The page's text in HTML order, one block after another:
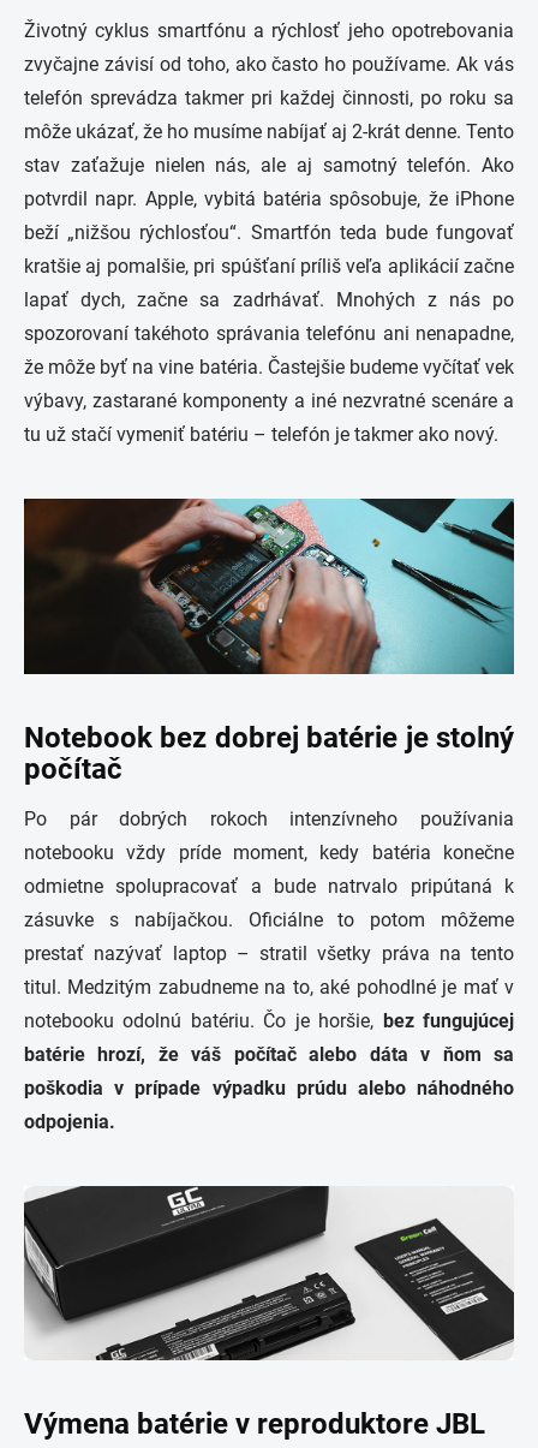
Životný cyklus smartfónu a rýchlosť jeho opotrebovania
zvyčajne závisí od toho, ako často ho používame. Ak vás
telefón sprevádza takmer pri každej činnosti, po roku sa
môže ukázať, že ho musíme nabíjať aj 2-krát denne. Tento
stav zaťažuje nielen nás, ale aj samotný telefón. Ako
potvrdil napr. Apple, vybitá batéria spôsobuje, že iPhone
beží „nižšou rýchlosťou“. Smartfón teda bude fungovať
kratšie aj pomalšie, pri spúšťaní príliš veľa aplikácií začne
lapať dych, začne sa zadrhávať. Mnohých z nás po
spozorovaní takéhoto správania telefónu ani nenapadne,
že môže byť na vine batéria. Častejšie budeme vyčítať vek
výbavy, zastarané komponenty a iné nezvratné scenáre a
tu už stačí vymeniť batériu – telefón je takmer ako nový.
Notebook bez dobrej batérie je stolný
počítač
Po pár dobrých rokoch intenzívneho používania
notebooku vždy príde moment, kedy batéria konečne
odmietne spolupracovať a bude natrvalo pripútaná k
zásuvke s nabíjačkou.
Oficiálne to potom môžeme
prestať nazývať laptop – stratil všetky práva na tento
titul. Medzitým zabudneme na to, aké pohodlné je mať v
notebooku odolnú batériu. Čo je horšie, bez fungujúcej
batérie hrozí, že váš počítač alebo dáta v ňom sa
poškodia v prípade výpadku prúdu alebo náhodného
odpojenia.
Výmena batérie v reproduktore JBL